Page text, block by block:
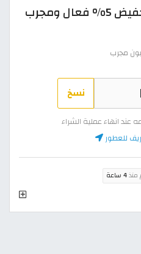
كود خصم ريف 2026: تخفيض 5% فعال ومجرب
مجرب
نسخ
عند انهاء عملية الشراء
للعطور
منذ4 ساعة